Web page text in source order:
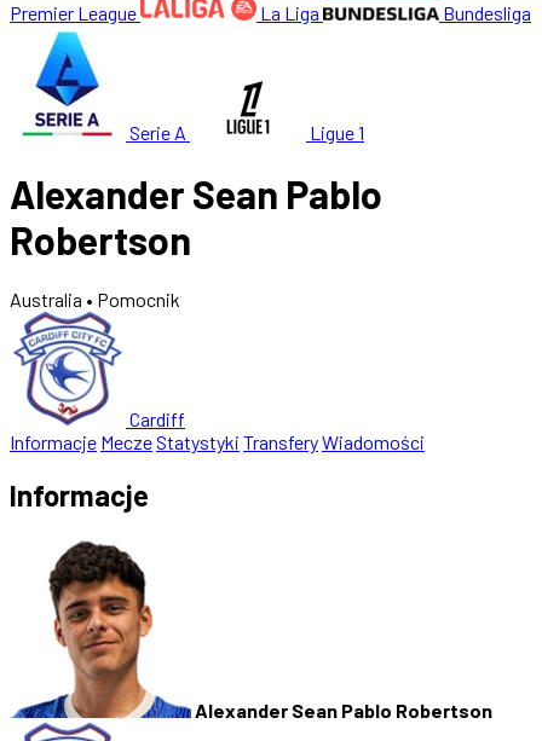
Premier League La Liga Bundesliga
Serie A Ligue 1
Alexander Sean Pablo
Robertson
Australia • Pomocnik
Cardiff
Informacje MeczeStatystyki TransferyWiadomości
Informacje
Alexander Sean Pablo Robertson